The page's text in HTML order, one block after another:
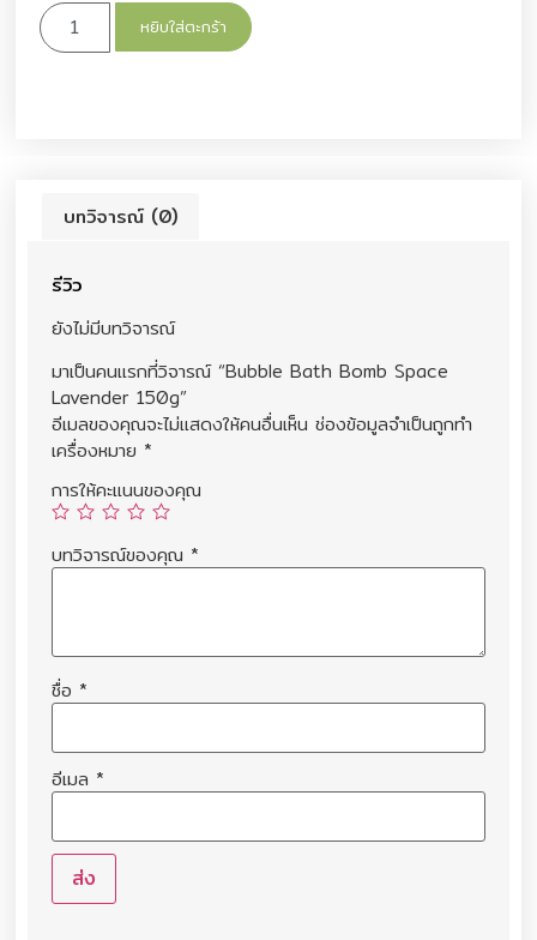
หยิบใส่ตะกร้า
บทวิจารณ์ (0)
รีวิว
ยังไม่มีบทวิจารณ์
มาเป็นคนแรกที่วิจารณ์ “Bubble Bath Bomb Space
Lavender 150g”
อีเมลของคุณจะไม่แสดงให้คนอื่นเห็น ช่องข้อมูลจำเป็นถูกทำ
เครื่องหมาย *
การให้คะแนนของคุณ
บทวิจารณ์ของคุณ *
ชื่อ *
อีเมล *